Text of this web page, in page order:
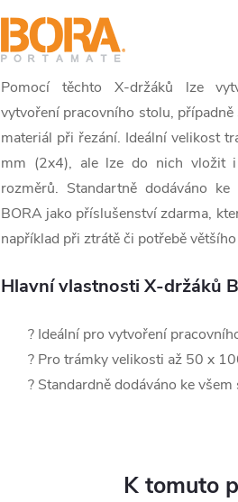
Pomocí těchto X-držáků lze
vytvoření pracovního stolu,
materiál při řezání. Ideální velikost
mm (2x4), ale lze do nich vložit
rozměrů. Standartně dodáváno ke
BORA jako příslušenství zdarma,
například při ztrátě či potřebě
Hlavní vlastnosti X-držáků
? Ideální pro vytvoření
? Pro trámky velikosti až 50 x
? Standardně dodáváno ke
K tomuto